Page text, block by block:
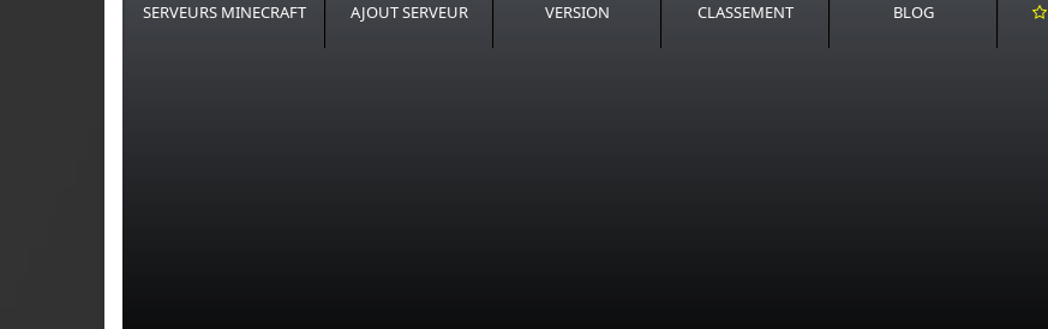
SERVEURS MINECRAFT AJOUT SERVEUR VERSION CLASSEMENT BLOG